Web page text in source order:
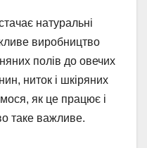
натуральні
виробництво
полів до овечих
ниток і шкіряних
як це працює і
таке важливе.